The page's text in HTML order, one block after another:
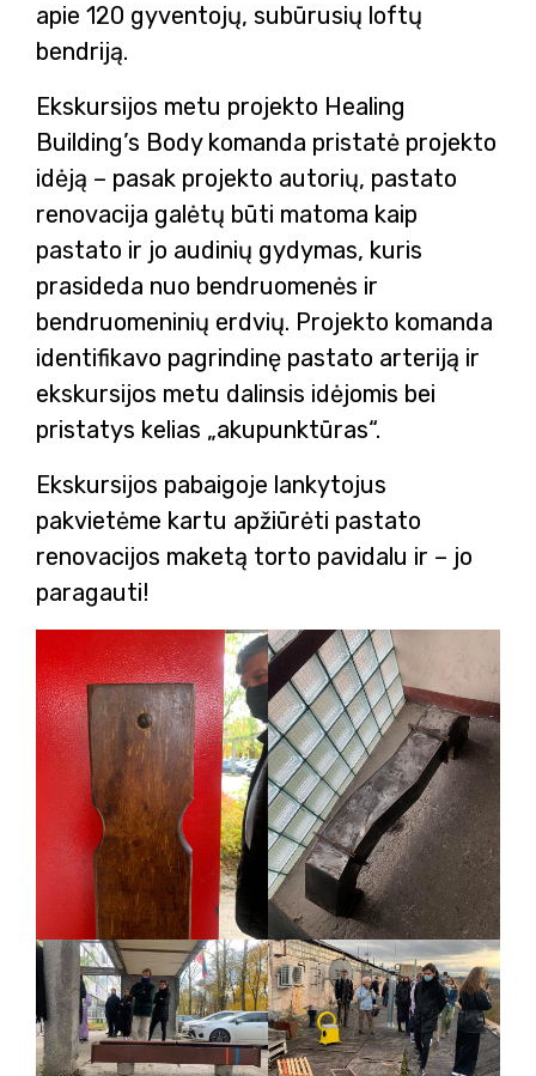
apie 120 gyventojų, subūrusių loftų
bendriją.
Ekskursijos metu projekto Healing
Building’s Body komanda pristatė projekto
idėją – pasak projekto autorių, pastato
renovacija galėtų būti matoma kaip
pastato ir jo audinių gydymas, kuris
prasideda nuo bendruomenės ir
bendruomeninių erdvių. Projekto komanda
identifikavo pagrindinę pastato arteriją ir
ekskursijos metu dalinsis idėjomis bei
pristatys kelias „akupunktūras“.
Ekskursijos pabaigoje lankytojus
pakvietėme kartu apžiūrėti pastato
renovacijos maketą torto pavidalu ir – jo
paragauti!